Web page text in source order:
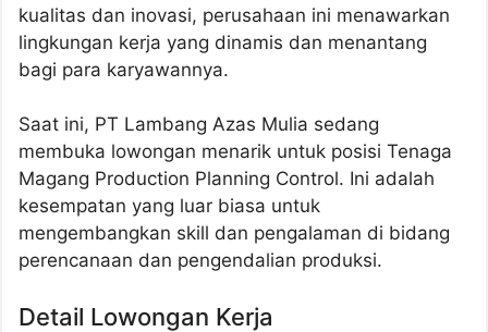
kualitas dan inovasi, perusahaan ini menawarkan
lingkungan kerja yang dinamis dan menantang
bagi para karyawannya.
Saat ini, PT Lambang Azas Mulia sedang
membuka lowongan menarik untuk posisi Tenaga
Magang Production Planning Control. Ini adalah
kesempatan yang luar biasa untuk
mengembangkan skill dan pengalaman di bidang
perencanaan dan pengendalian produksi.
Detail Lowongan Kerja